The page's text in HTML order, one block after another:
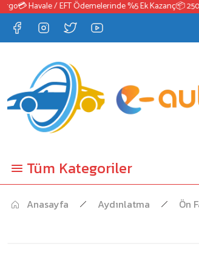
💳 Havale / EFT Ödemelerinde %5 Ek Kazanç📦
Tüm Kategoriler
Anasayfa Aydınlatma Ön